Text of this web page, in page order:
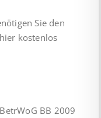
Sie den
kostenlos
BB 2009